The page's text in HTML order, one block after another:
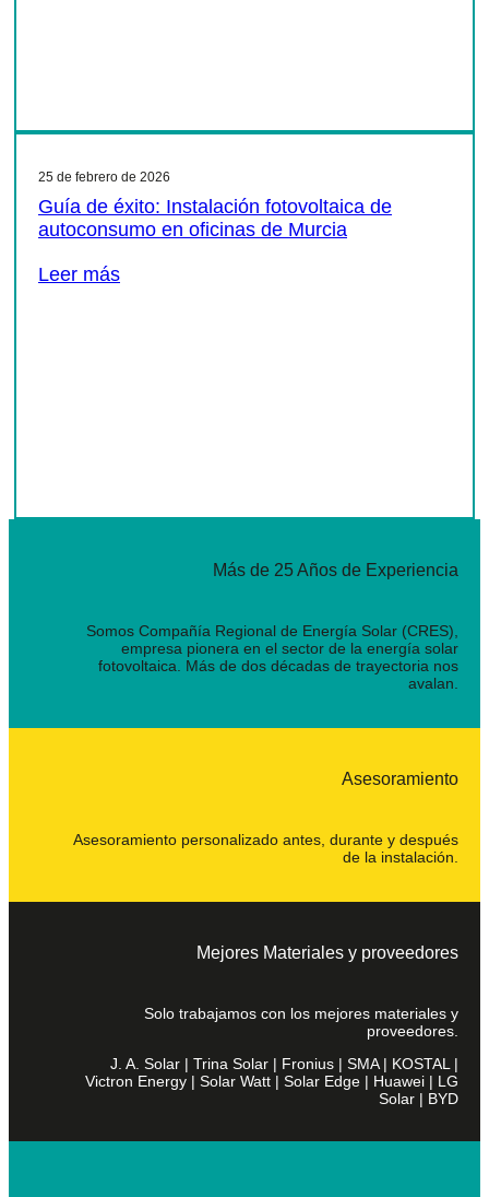
25 de febrero de 2026
Guía de éxito: Instalación fotovoltaica de
autoconsumo en oficinas de Murcia
Leer más
Más de 25 Años de Experiencia
Somos Compañía Regional de Energía Solar (CRES),
empresa pionera en el sector de la energía solar
fotovoltaica. Más de dos décadas de trayectoria nos
avalan.
Asesoramiento
Asesoramiento personalizado antes, durante y después
de la instalación.
Mejores Materiales y proveedores
Solo trabajamos con los mejores materiales y
proveedores.
J. A. Solar | Trina Solar | Fronius | SMA | KOSTAL |
Victron Energy | Solar Watt | Solar Edge | Huawei | LG
Solar | BYD